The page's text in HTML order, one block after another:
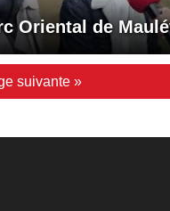
Oriental de
suivante »